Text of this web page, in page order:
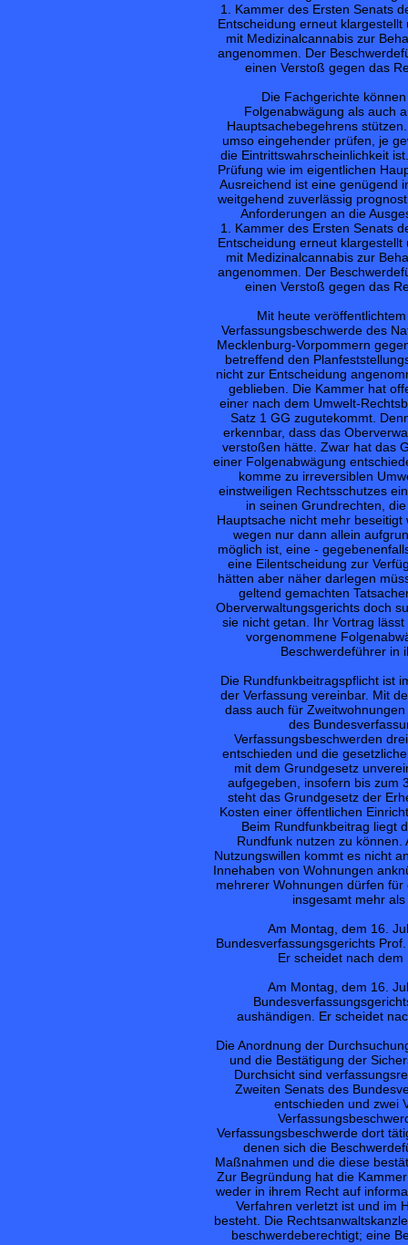
1. Kammer des Ersten Senats
Entscheidung erneut
mit Medizinalcannabis zur
angenommen. Der
einen Verstoß gegen das
Die Fachgerichte
Folgenabwägung als auch
Hauptsachebegehrens
umso eingehender prüfen, je
die Eintrittswahrscheinlichkeit
Prüfung wie im eigentlichen
Ausreichend ist eine genügend
weitgehend zuverlässig
Anforderungen an die
1. Kammer des Ersten Senats
Entscheidung erneut
mit Medizinalcannabis zur
angenommen. Der
einen Verstoß gegen das
Mit heute
Verfassungsbeschwerde des
Mecklenburg-Vorpommern
betreffend den
nicht zur Entscheidung
geblieben. Die Kammer hat
einer nach dem Umwelt-
Satz 1 GG zugutekommt.
erkennbar, dass das
verstoßen hätte. Zwar hat das
einer Folgenabwägung
komme zu irreversiblen
einstweiligen Rechtsschutzes
in seinen Grundrechten,
Hauptsache nicht mehr
wegen nur dann allein
möglich ist, eine -
eine Eilentscheidung zur
hätten aber näher darlegen
geltend gemachten
Oberverwaltungsgerichts doch
sie nicht getan. Ihr Vortrag
vorgenommene
Beschwerdeführer in
Die Rundfunkbeitragspflicht ist
der Verfassung vereinbar. Mit
dass auch für
des
Verfassungsbeschwerden
entschieden und die
mit dem Grundgesetz
aufgegeben, insofern bis zum
steht das Grundgesetz der
Kosten einer öffentlichen
Beim Rundfunkbeitrag liegt
Rundfunk nutzen zu
Nutzungswillen kommt es nicht
Innehaben von Wohnungen
mehrerer Wohnungen dürfen
insgesamt mehr
Am Montag, dem 16.
Bundesverfassungsgerichts
Er scheidet nach
Am Montag, dem 16.
aushändigen. Er scheidet
Die Anordnung der
und die Bestätigung der
Durchsicht sind
Zweiten Senats des
entschieden und zwei
Verfassungsbeschwerde dort
denen sich die
Maßnahmen und die diese
Zur Begründung hat die
weder in ihrem Recht auf
Verfahren verletzt ist und im
besteht. Die
beschwerdeberechtigt; eine